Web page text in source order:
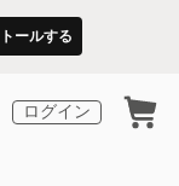
ールする
ログイン